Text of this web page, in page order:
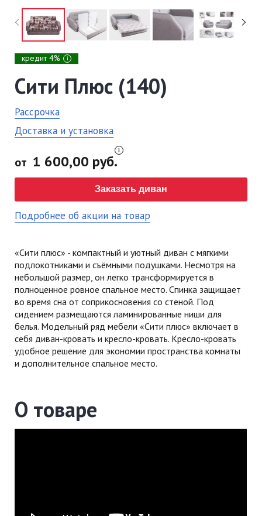
кредит 4% i
Сити Плюс (140)
Рассрочка
Доставка и установка
от 1 600,00 руб.
Заказать диван
Подробнее об акции на товар
«Сити плюс» - компактный и уютный диван с мягкими
подлокотниками и съёмными подушками. Несмотря на
небольшой размер, он легко трансформируется в
полноценное ровное спальное место. Спинка защищает
во время сна от соприкосновения со стеной. Под
сидением размещаются ламинированные ниши для
белья. Модельный ряд мебели «Сити плюс» включает в
себя диван-кровать и кресло-кровать. Кресло-кровать
удобное решение для экономии пространства комнаты
и дополнительное спальное место.
О товаре